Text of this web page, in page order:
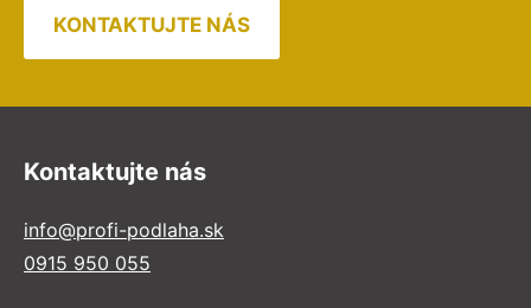
KONTAKTUJTE NÁS
Kontaktujte nás
info@profi-podlaha.sk
0915 950 055